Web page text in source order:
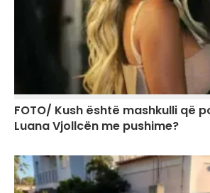
FOTO/ Kush është mashkulli që
Luana Vjollcën me pushime?